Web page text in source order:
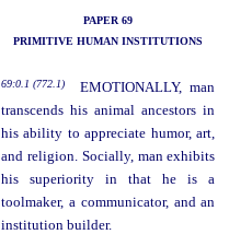
PAPER 69
PRIMITIVE HUMAN INSTITUTIONS
69:0.1 (772.1)
EMOTIONALLY, man
transcends his animal ancestors in
his ability to appreciate humor, art,
and religion. Socially, man exhibits
his superiority in that he is a
toolmaker, a communicator, and an
institution builder.